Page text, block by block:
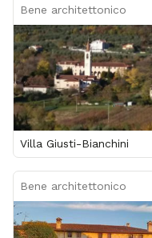
Bene architettonico
Villa Giusti-Bianchini
Bene architettonico